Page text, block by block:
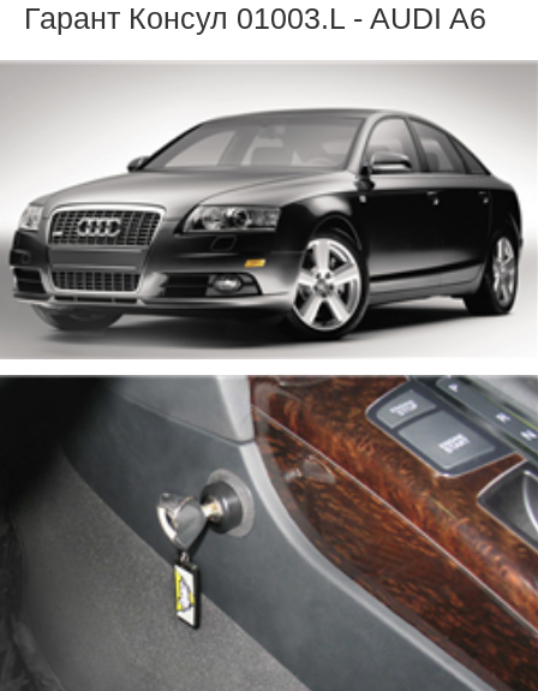
Гарант Консул 01003.L - AUDI A6